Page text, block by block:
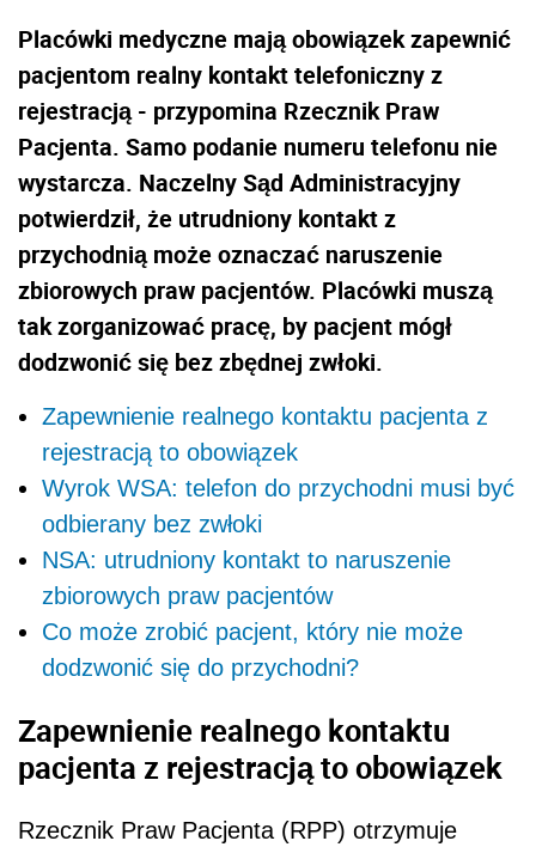
Placówki medyczne mają obowiązek zapewnić
pacjentom realny kontakt telefoniczny z
rejestracją - przypomina Rzecznik Praw
Pacjenta. Samo podanie numeru telefonu nie
wystarcza. Naczelny Sąd Administracyjny
potwierdził, że utrudniony kontakt z
przychodnią może oznaczać naruszenie
zbiorowych praw pacjentów. Placówki muszą
tak zorganizować pracę, by pacjent mógł
dodzwonić się bez zbędnej zwłoki.
Zapewnienie realnego kontaktu pacjenta z
rejestracją to obowiązek
Wyrok WSA: telefon do przychodni musi być
odbierany bez zwłoki
NSA: utrudniony kontakt to naruszenie
zbiorowych praw pacjentów
Co może zrobić pacjent, który nie może
dodzwonić się do przychodni?
Zapewnienie realnego kontaktu
pacjenta z rejestracją to obowiązek
Rzecznik Praw Pacjenta (RPP) otrzymuje